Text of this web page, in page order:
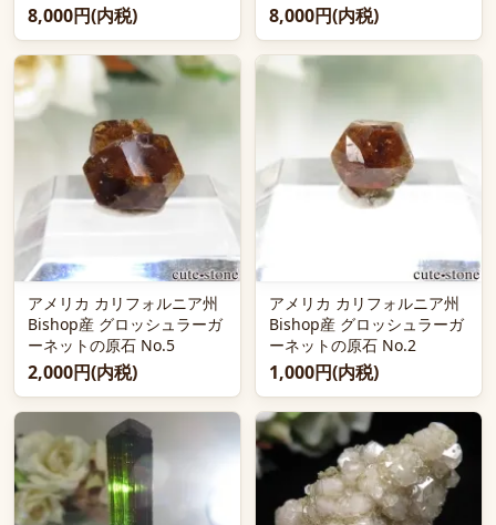
8,000円(内税) 8,000円(内税)
アメリカ カリフォルニア州
Bishop産 グロッシュラーガ
ーネットの原石 No.5
2,000円(内税)
アメリカ カリフォルニア州
Bishop産 グロッシュラーガ
ーネットの原石 No.2
1,000円(内税)